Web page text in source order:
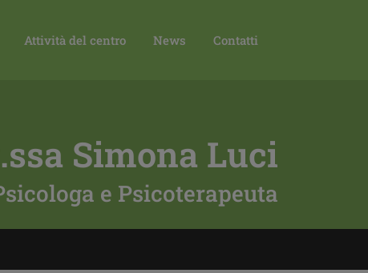
Attività del centro News Contatti
Simona Luci
e Psicoterapeuta